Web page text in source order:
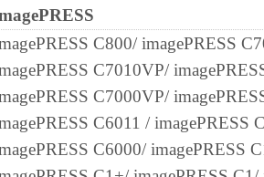
「本ソフトウェア」に含まれる
ライセンサーの著作権表示を変
してはなりません。
ウェア」に係る権原および所有
ノンまたはキヤノンのライセン
C800/ imagePRESS
C7010VP/
C7000VP/
C6011 / imagePRESS
C6000/ imagePRESS